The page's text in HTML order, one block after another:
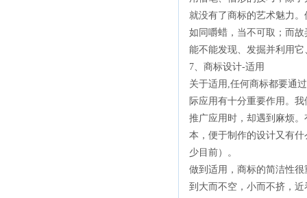
就没有了商标的艺术魅力
如同嚼蜡，当不可取；而
能不能发现、发掘并利用
7、商标设计-适用
关于适用,任何商标都要通
际应用有十分重要作用。
推广应用时，却遇到麻烦
本，便于制作的设计又有
少目前）。
做到适用，商标的简洁性
到大而不空，小而不挤，